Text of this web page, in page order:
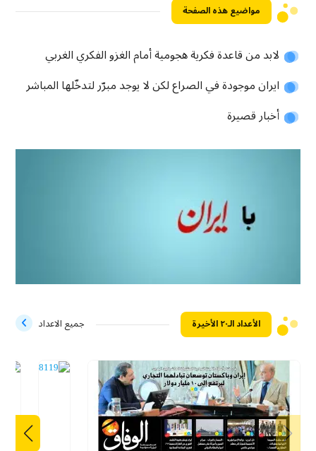
مواضيع هذه الصفحة
لابد من قاعدة فكرية هجومية أمام الغزو الفكري الغربي
ايران موجودة في الصراع لكن لا يوجد مبرّر لتدخّلها المباشر
أخبار قصيرة
الأعداد الـ۲۰ الأخيرة جميع الاعداد